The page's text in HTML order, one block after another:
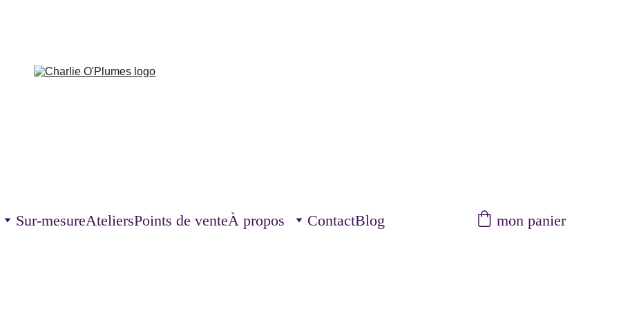
Sur-mesureAteliersPoints de venteÀ propos ContactBlog mon panier